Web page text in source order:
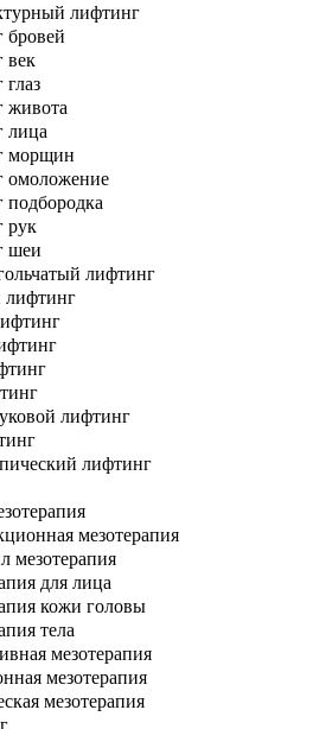
лифтинг
бровей
век
живота
лица
морщин
омоложение
рук
шеи
лифтинг
лифтинг
лифтинг
лифтинг
мезотерапия
мезотерапия
для лица
кожи головы
тела
мезотерапия
мезотерапия
мезотерапия